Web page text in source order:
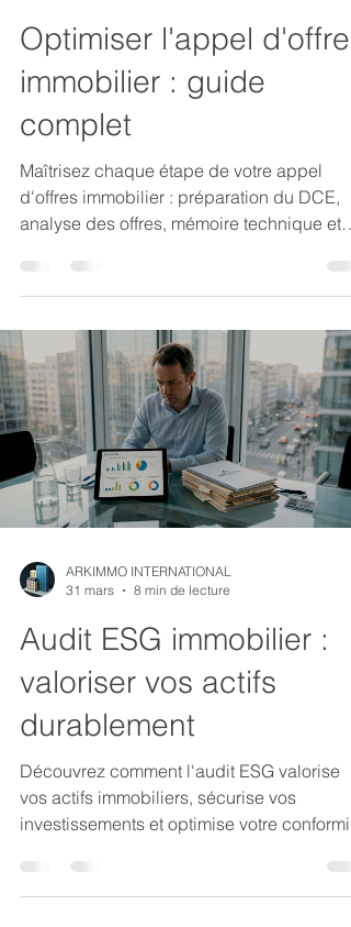
Optimiser l'appel d'offres
immobilier : guide
complet
Maîtrisez chaque étape de votre appel
d'offres immobilier : préparation du DCE,
analyse des offres, mémoire technique et
ARKIMMO INTERNATIONAL
31 mars
8 min de lecture
Audit ESG immobilier :
valoriser vos actifs
durablement
Découvrez comment l'audit ESG valorise
vos actifs immobiliers, sécurise vos
investissements et optimise votre